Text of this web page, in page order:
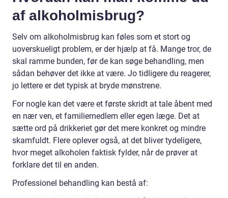
af alkoholmisbrug?
Selv om alkoholmisbrug kan føles som et stort og
uoverskueligt problem, er der hjælp at få. Mange tror, de
skal ramme bunden, før de kan søge behandling, men
sådan behøver det ikke at være. Jo tidligere du reagerer,
jo lettere er det typisk at bryde mønstrene.
For nogle kan det være et første skridt at tale åbent med
en nær ven, et familiemedlem eller egen læge. Det at
sætte ord på drikkeriet gør det mere konkret og mindre
skamfuldt. Flere oplever også, at det bliver tydeligere,
hvor meget alkoholen faktisk fylder, når de prøver at
forklare det til en anden.
Professionel behandling kan bestå af: